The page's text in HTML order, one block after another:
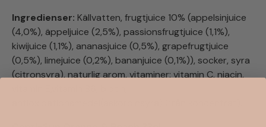
Ingredienser: Källvatten, frugtjuice 10% (appelsinjuice
(4,0%), äppeljuice (2,5%), passionsfrugtjuice (1,1%),
kiwijuice (1,1%), ananasjuice (0,5%), grapefrugtjuice
(0,5%), limejuice (0,2%), bananjuice (0,1%)), socker, syra
(citronsyra), naturlig arom, vitaminer: vitamin C, niacin,